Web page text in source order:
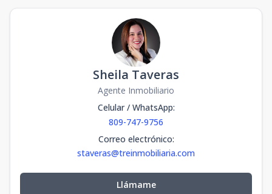
Sheila Taveras
Agente Inmobiliario
Celular / WhatsApp:
809-747-9756
Correo electrónico:
staveras@treinmobiliaria.com
Llámame